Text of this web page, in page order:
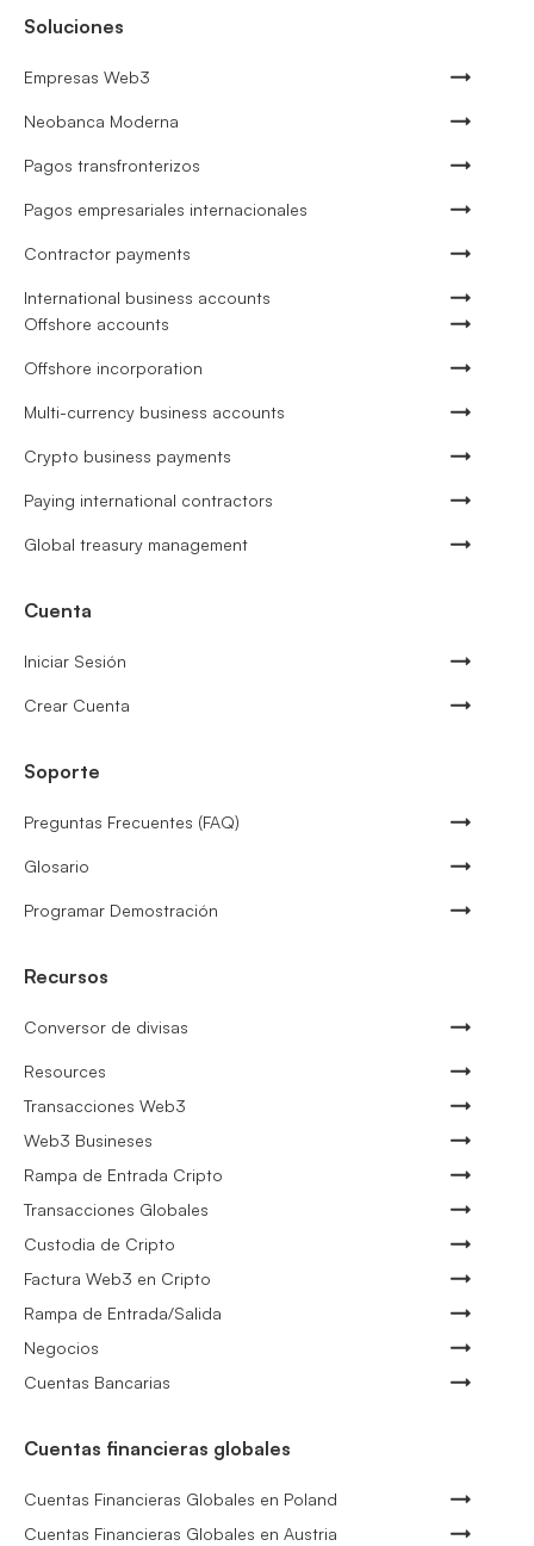
Soluciones
Empresas Web3
Neobanca Moderna
Pagos transfronterizos
Pagos empresariales internacionales
Contractor payments
International business accounts
Offshore accounts
Offshore incorporation
Multi-currency business accounts
Crypto business payments
Paying international contractors
Global treasury management
Cuenta
Iniciar Sesión
Crear Cuenta
Soporte
Preguntas Frecuentes (FAQ)
Glosario
Programar Demostración
Recursos
Conversor de divisas
Resources
Transacciones Web3
Web3 Busineses
Rampa de Entrada Cripto
Transacciones Globales
Custodia de Cripto
Factura Web3 en Cripto
Rampa de Entrada/Salida
Negocios
Cuentas Bancarias
Cuentas financieras globales
Cuentas Financieras Globales en Poland
Cuentas Financieras Globales en Austria